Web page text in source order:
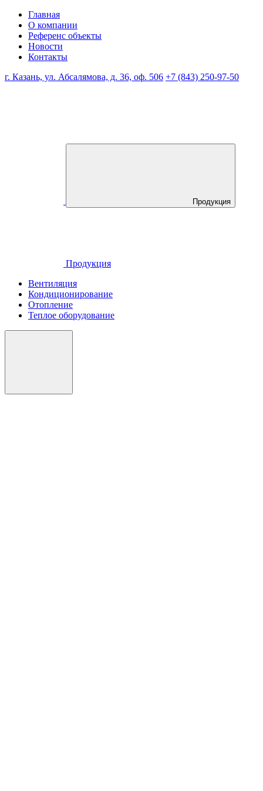
Главная
О компании
Референс объекты
Новости
Контакты
г. Казань, ул. Абсалямова, д. 36, оф. 506 +7 (843) 250-97-50
Продукция
Продукция
Вентиляция
Кондиционирование
Отопление
Теплое оборудование